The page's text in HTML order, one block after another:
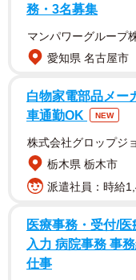
ると定価は2438万円
3000万円弱はかかっ
明らかにしていませ
YUIさんは「本当に
「乗りこなせるよう
みに、初めて運転し
からアクセルワーク
になってしまった
ネットの反応は羨望
ましすぎる」「全て
務・3名募集
マンパワーグループ
愛知県 名古屋市
白物家電部品メー
車通勤OK
NEW
株式会社グロップジ
栃木県 栃木市
派遣社員：時給
医療事務・受付/
入力 病院事務 事
仕事